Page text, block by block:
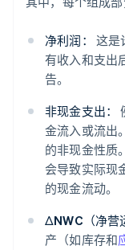
净利润：
这是
有收入和支出
告。
非现金支出：
金流入或流出
的非现金性质
会导致实际现
的现金流动。
ΔNWC（净营
产（如库存和